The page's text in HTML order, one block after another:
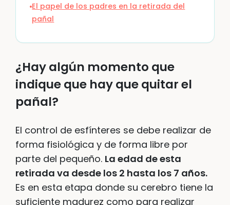
El papel de los padres en la retirada del
pañal
¿Hay algún momento que
indique que hay que quitar el
pañal?
El control de esfínteres se debe realizar de
forma fisiológica y de forma libre por
parte del pequeño. La edad de esta
retirada va desde los 2 hasta los 7 años.
Es en esta etapa donde su cerebro tiene la
suficiente madurez como para realizar